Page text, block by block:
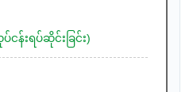
န်းရပ်ဆိုင်းခြင်း)